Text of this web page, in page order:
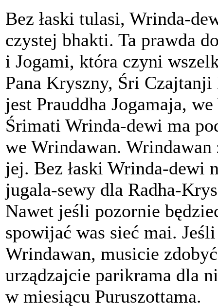
Bez łaski tulasi, Wrinda-
czystej bhakti. Ta prawda
i Jogami, która czyni
Pana Kryszny, Śri
jest Prauddha Jogamaja,
Śrimati Wrinda-dewi ma
we Wrindawan. Wrindawan
jej. Bez łaski Wrinda-dewi
jugala-sewy dla Radha-
Nawet jeśli pozornie
spowijać was sieć mai.
Wrindawan, musicie
urządzajcie parikrama dla
w miesiącu Puruszottama.